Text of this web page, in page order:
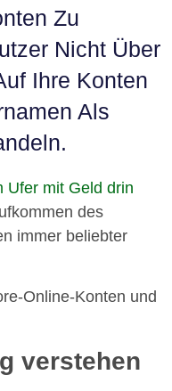
Zu
Nicht Über
Ihre Konten
Als
des
immer beliebter
Online-Konten und
verstehen